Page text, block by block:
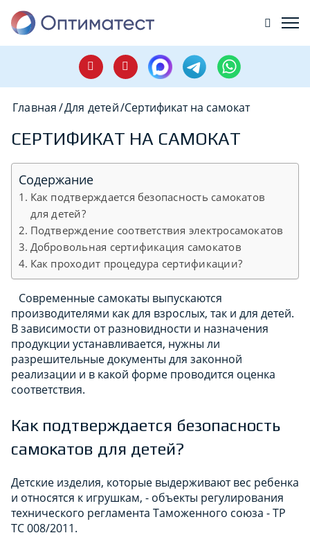
Главная/Для детей/Сертификат на самокат
СЕРТИФИКАТ НА САМОКАТ
Содержание
Как подтверждается безопасность самокатов
для детей?
Подтверждение соответствия электросамокатов
Добровольная сертификация самокатов
Как проходит процедура сертификации?
Современные самокаты выпускаются
производителями как для взрослых, так и для детей.
В зависимости от разновидности и назначения
продукции устанавливается, нужны ли
разрешительные документы для законной
реализации и в какой форме проводится оценка
соответствия.
Как подтверждается безопасность
самокатов для детей?
Детские изделия, которые выдерживают вес ребенка
и относятся к игрушкам, - объекты регулирования
технического регламента Таможенного союза - ТР
ТС 008/2011.